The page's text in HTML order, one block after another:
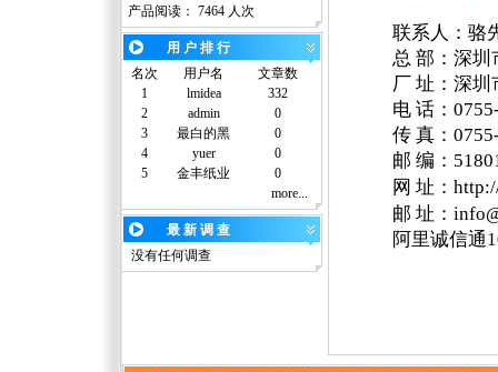
产品阅读： 7464 人次
用 户 排 行
名次
用户名
文章数
1
lmidea
332
2
admin
0
3
最白的黑
0
4
yuer
0
5
金丰纸业
0
more...
最 新 调 查
没有任何调查
联系人：骆先生
总 部 ：深
厂 址：深圳
电 话：
传 真：
邮 编：
网 址：
邮 址 ：
阿里诚信通